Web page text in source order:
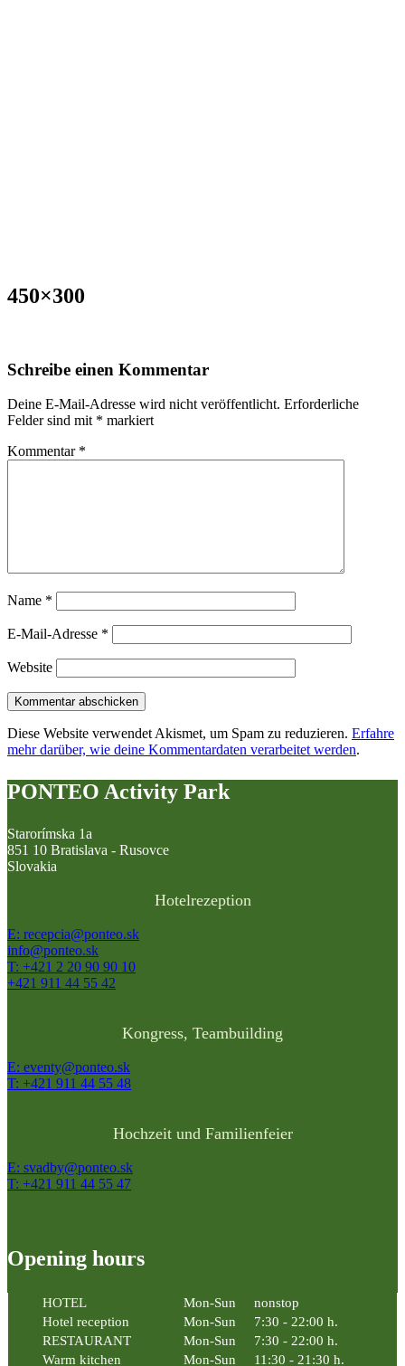
450×300
Schreibe einen Kommentar
Deine E-Mail-Adresse wird nicht veröffentlicht. Erforderliche
Felder sind mit * markiert
Kommentar *
Name *
E-Mail-Adresse *
Website
Diese Website verwendet Akismet, um Spam zu reduzieren. Erfahre
mehr darüber, wie deine Kommentardaten verarbeitet werden.
PONTEO Activity Park
Starorímska 1a
851 10 Bratislava - Rusovce
Slovakia
Hotelrezeption
E: recepcia@ponteo.sk
info@ponteo.sk
T: +421 2 20 90 90 10
+421 911 44 55 42
Kongress, Teambuilding
E: eventy@ponteo.sk
T: +421 911 44 55 48
Hochzeit und Familienfeier
E: svadby@ponteo.sk
T: +421 911 44 55 47
Opening hours
HOTEL Mon-Sun
nonstop
Hotel reception
Mon-Sun
7:30 - 22:00 h.
RESTAURANT
Mon-Sun
7:30 - 22:00 h.
Warm kitchen
Mon-Sun 11:30 - 21:30 h.